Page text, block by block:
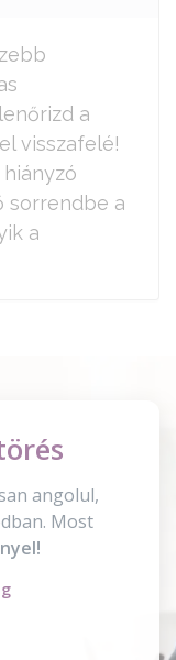
a
visszafelé!
sorrendbe a
a
angolul,
Most